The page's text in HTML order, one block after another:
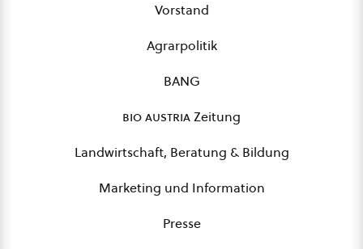
Vorstand
Agrarpolitik
BANG
bio austriaZeitung
Landwirtschaft, Beratung & Bildung
Marketing und Information
Presse